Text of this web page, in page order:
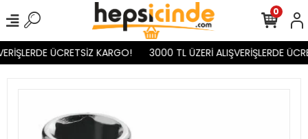
ÜCRETSİZ KARGO! 3000 TL ÜZERİ ALIŞVERİŞLERDE
0